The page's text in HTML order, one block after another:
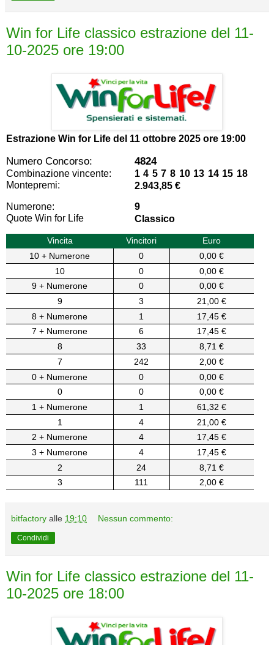
Win for Life classico estrazione del 11-
10-2025 ore 19:00
Estrazione Win for Life del 11 ottobre 2025 ore 19:00
Numero Concorso: 4824
Combinazione vincente:
1 4 5 7 8 10 13 14 15 18
Montepremi:
2.943,85 €
Numerone:
9
Quote Win for Life
Classico
Vincita Vincitori
Euro
10 + Numerone
0
0,00 €
10
0
0,00 €
9 + Numerone
0
0,00 €
9
3
21,00 €
8 + Numerone
1
17,45 €
7 + Numerone
6
17,45 €
8
33
8,71 €
7
242
2,00 €
0 + Numerone
0
0,00 €
0
0
0,00 €
1 + Numerone
1
61,32 €
1
4
21,00 €
2 + Numerone
4
17,45 €
3 + Numerone
4
17,45 €
2
24
8,71 €
3
111 2,00 €
bitfactory alle 19:10 Nessun commento:
Condividi
Win for Life classico estrazione del 11-
10-2025 ore 18:00